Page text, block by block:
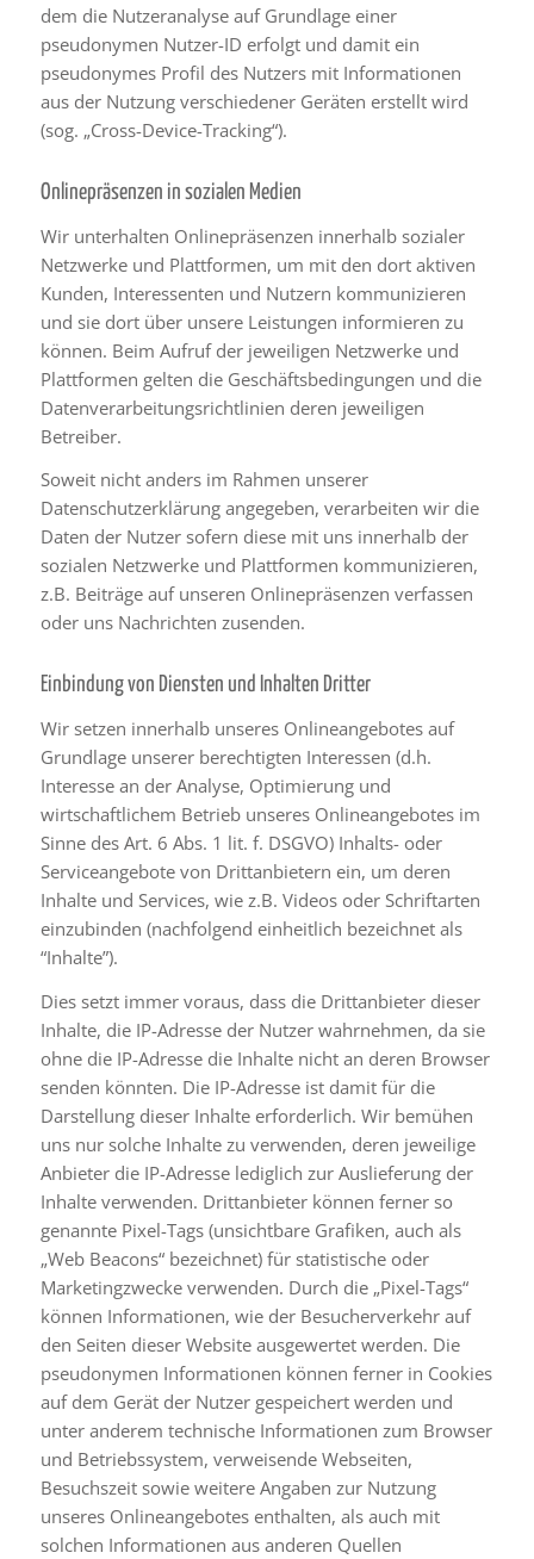
dem die Nutzeranalyse auf Grundlage einer
pseudonymen Nutzer-ID erfolgt und damit ein
pseudonymes Profil des Nutzers mit Informationen
aus der Nutzung verschiedener Geräten erstellt wird
(sog. „Cross-Device-Tracking“).
Onlinepräsenzen in sozialen Medien
Wir unterhalten Onlinepräsenzen innerhalb sozialer
Netzwerke und Plattformen, um mit den dort aktiven
Kunden, Interessenten und Nutzern kommunizieren
und sie dort über unsere Leistungen informieren zu
können. Beim Aufruf der jeweiligen Netzwerke und
Plattformen gelten die Geschäftsbedingungen und die
Datenverarbeitungsrichtlinien deren jeweiligen
Betreiber.
Soweit nicht anders im Rahmen unserer
Datenschutzerklärung angegeben, verarbeiten wir die
Daten der Nutzer sofern diese mit uns innerhalb der
sozialen Netzwerke und Plattformen kommunizieren,
z.B. Beiträge auf unseren Onlinepräsenzen verfassen
oder uns Nachrichten zusenden.
Einbindung von Diensten und Inhalten Dritter
Wir setzen innerhalb unseres Onlineangebotes auf
Grundlage unserer berechtigten Interessen (d.h.
Interesse an der Analyse, Optimierung und
wirtschaftlichem Betrieb unseres Onlineangebotes im
Sinne des Art. 6 Abs. 1 lit. f. DSGVO) Inhalts- oder
Serviceangebote von Drittanbietern ein, um deren
Inhalte und Services, wie z.B. Videos oder Schriftarten
einzubinden (nachfolgend einheitlich bezeichnet als
“Inhalte”).
Dies setzt immer voraus, dass die Drittanbieter dieser
Inhalte, die IP-Adresse der Nutzer wahrnehmen, da sie
ohne die IP-Adresse die Inhalte nicht an deren Browser
senden könnten. Die IP-Adresse ist damit für die
Darstellung dieser Inhalte erforderlich. Wir bemühen
uns nur solche Inhalte zu verwenden, deren jeweilige
Anbieter die IP-Adresse lediglich zur Auslieferung der
Inhalte verwenden. Drittanbieter können ferner so
genannte Pixel-Tags (unsichtbare Grafiken, auch als
„Web Beacons“ bezeichnet) für statistische oder
Marketingzwecke verwenden. Durch die „Pixel-Tags“
können Informationen, wie der Besucherverkehr auf
den Seiten dieser Website ausgewertet werden. Die
pseudonymen Informationen können ferner in Cookies
auf dem Gerät der Nutzer gespeichert werden und
unter anderem technische Informationen zum Browser
und Betriebssystem, verweisende Webseiten,
Besuchszeit sowie weitere Angaben zur Nutzung
unseres Onlineangebotes enthalten, als auch mit
solchen Informationen aus anderen Quellen